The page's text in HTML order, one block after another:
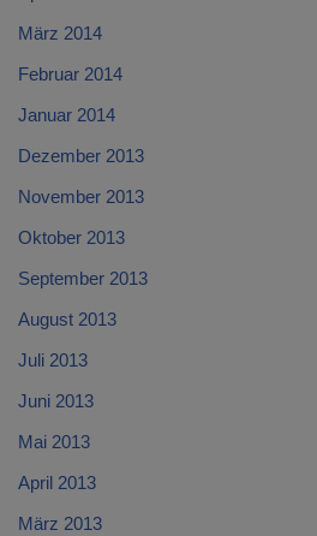
März 2014
Februar 2014
Januar 2014
Dezember 2013
November 2013
Oktober 2013
September 2013
August 2013
Juli 2013
Juni 2013
Mai 2013
April 2013
März 2013